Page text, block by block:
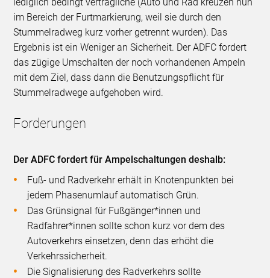
im Bereich der Furtmarkierung, weil sie durch den
Stummelradweg kurz vorher getrennt wurden). Das
Ergebnis ist ein Weniger an Sicherheit. Der ADFC fordert
das zügige Umschalten der noch vorhandenen Ampeln
mit dem Ziel, dass dann die Benutzungspflicht für
Stummelradwege aufgehoben wird.
Forderungen
Der ADFC fordert für Ampelschaltungen deshalb:
Fuß- und Radverkehr erhält in Knotenpunkten bei
jedem Phasenumlauf automatisch Grün.
Das Grünsignal für Fußgänger*innen und
Radfahrer*innen sollte schon kurz vor dem des
Autoverkehrs einsetzen, denn das erhöht die
Verkehrssicherheit.
Die Signalisierung des Radverkehrs sollte